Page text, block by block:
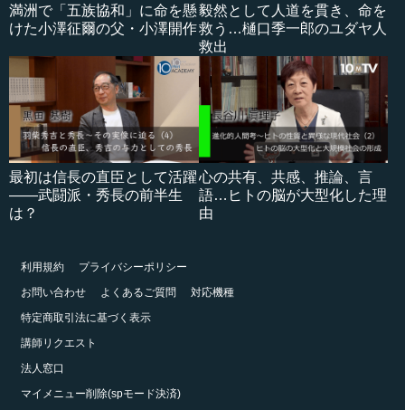
満洲で「五族協和」に命を懸
けた小澤征爾の父・小澤開作
毅然として人道を貫き、命を
救う…樋口季一郎のユダヤ人
救出
最初は信長の直臣として活躍
――武闘派・秀長の前半生
は？
心の共有、共感、推論、言
語…ヒトの脳が大型化した理
由
利用規約
プライバシーポリシー
お問い合わせ
よくあるご質問
対応機種
特定商取引法に基づく表示
講師リクエスト
法人窓口
マイメニュー削除(spモード決済)